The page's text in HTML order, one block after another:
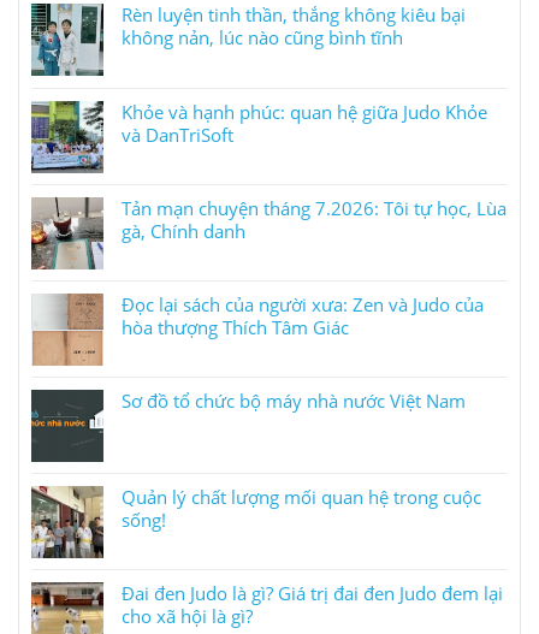
Rèn luyện tinh thần, thắng không kiêu bại
không nản, lúc nào cũng bình tĩnh
Khỏe và hạnh phúc: quan hệ giữa Judo Khỏe
và DanTriSoft
Tản mạn chuyện tháng 7.2026: Tôi tự học, Lùa
gà, Chính danh
Đọc lại sách của người xưa: Zen và Judo của
hòa thượng Thích Tâm Giác
Sơ đồ tổ chức bộ máy nhà nước Việt Nam
Quản lý chất lượng mối quan hệ trong cuộc
sống!
Đai đen Judo là gì? Giá trị đai đen Judo đem lại
cho xã hội là gì?